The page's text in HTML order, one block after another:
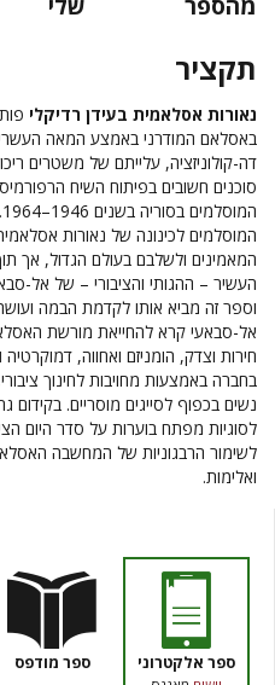
תקציר
נאורות אסלאמית בעידן רדיקלי
באסלאם המודרני באמצע המאה
דה-קולוניזציה, עלייתם של משטרים
סוכנים חשובים בפיתוח השיח
המוסלמים לכינונה של נאורות
המאמינים ולשלבם בעולם הגדול, אך
העשיר – ההגותי והציבורי – של אל-
וספר זה מביא אותו לקדמת הבמה ועושה
אל-סבאעי קרא להחייאת מורשת
חירות וצדק, הומניזם ואחווה,
בחברה באמצעות מחויבות לחינוך
נשים בכפוף לסייגים מוסריים.
לסוגיות מפתח בוערות על סדר היום
לשימור הרבגוניות של המחשבה
ואלימות.
ספר אלקטרוני ספר מודפס